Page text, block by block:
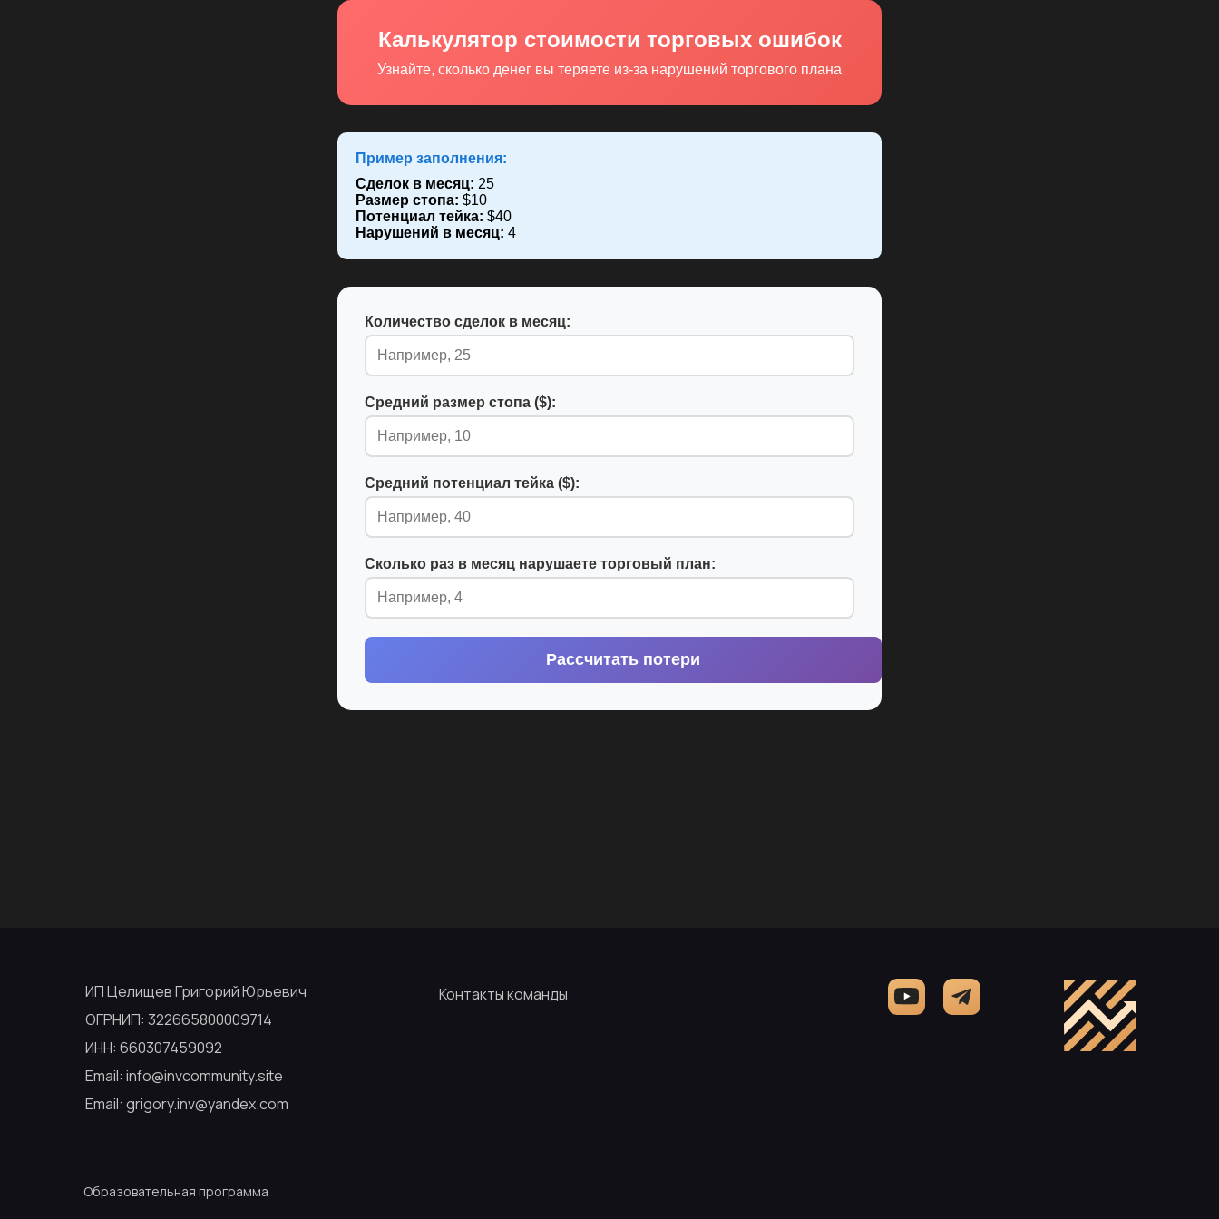
Калькулятор стоимости торговых ошибок
Узнайте, сколько денег вы теряете из-за нарушений торгового плана
Пример заполнения:
Сделок в месяц: 25
Размер стопа: $10
Потенциал тейка: $40
Нарушений в месяц: 4
Количество сделок в месяц:
Средний размер стопа ($):
Средний потенциал тейка ($):
Сколько раз в месяц нарушаете торговый план:
Рассчитать потери
ИП Целищев Григорий Юрьевич
ОГРНИП: 322665800009714
ИНН: 660307459092
Email: info@invcommunity.site
Email: grigory.inv@yandex.com
Образовательная программа
Контакты команды